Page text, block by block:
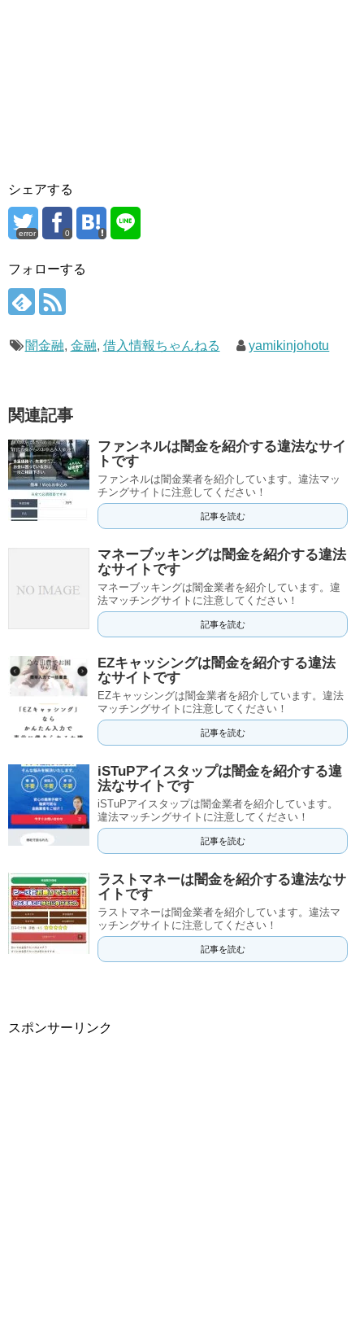
シェアする
error 0
フォローする
闇金融, 金融, 借入情報ちゃんねる yamikinjohotu
関連記事
ファンネルは闇金を紹介する違法なサイ
トです
ファンネルは闇金業者を紹介しています。違法マッ
チングサイトに注意してください！
記事を読む
マネーブッキングは闇金を紹介する違法
なサイトです
マネーブッキングは闇金業者を紹介しています。違
法マッチングサイトに注意してください！
記事を読む
EZキャッシングは闇金を紹介する違法
なサイトです
EZキャッシングは闇金業者を紹介しています。違法
マッチングサイトに注意してください！
記事を読む
iSTuPアイスタップは闇金を紹介する違
法なサイトです
iSTuPアイスタップは闇金業者を紹介しています。
違法マッチングサイトに注意してください！
記事を読む
ラストマネーは闇金を紹介する違法なサ
イトです
ラストマネーは闇金業者を紹介しています。違法マ
ッチングサイトに注意してください！
記事を読む
スポンサーリンク